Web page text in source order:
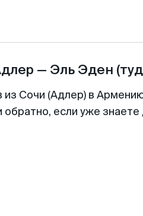
— Эль Эден
Сочи (Адлер) в
если уже